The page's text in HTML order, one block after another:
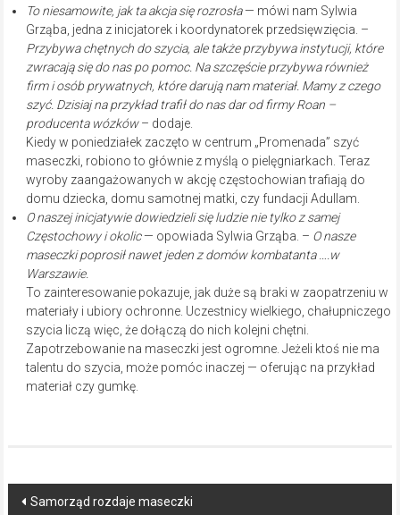
To niesamowite, jak ta akcja się rozrosła— mówi nam Sylwia
Grząba, jedna z inicjatorek i koordynatorek przedsięwzięcia. –
Przybywa chętnych do szycia, ale także przybywa instytucji, które
zwracają się do nas po pomoc. Na szczęście przybywa również
firm i osób prywatnych, które darują nam materiał. Mamy z czego
szyć. Dzisiaj na przykład trafił do nas dar od firmy Roan –
producenta wózków– dodaje.
Kiedy w poniedziałek zaczęto w centrum „Promenada” szyć
maseczki, robiono to głównie z myślą o pielęgniarkach. Teraz
wyroby zaangażowanych w akcję częstochowian trafiają do
domu dziecka, domu samotnej matki, czy fundacji Adullam.
O naszej inicjatywie dowiedzieli się ludzie nie tylko z samej
Częstochowy i okolic— opowiada Sylwia Grząba. – O nasze
maseczki poprosił nawet jeden z domów kombatanta ….w
Warszawie.
To zainteresowanie pokazuje, jak duże są braki w zaopatrzeniu w
materiały i ubiory ochronne. Uczestnicy wielkiego, chałupniczego
szycia liczą więc, że dołączą do nich kolejni chętni.
Zapotrzebowanie na maseczki jest ogromne. Jeżeli ktoś nie ma
talentu do szycia, może pomóc inaczej — oferując na przykład
materiał czy gumkę.
Post
Samorząd rozdaje maseczki